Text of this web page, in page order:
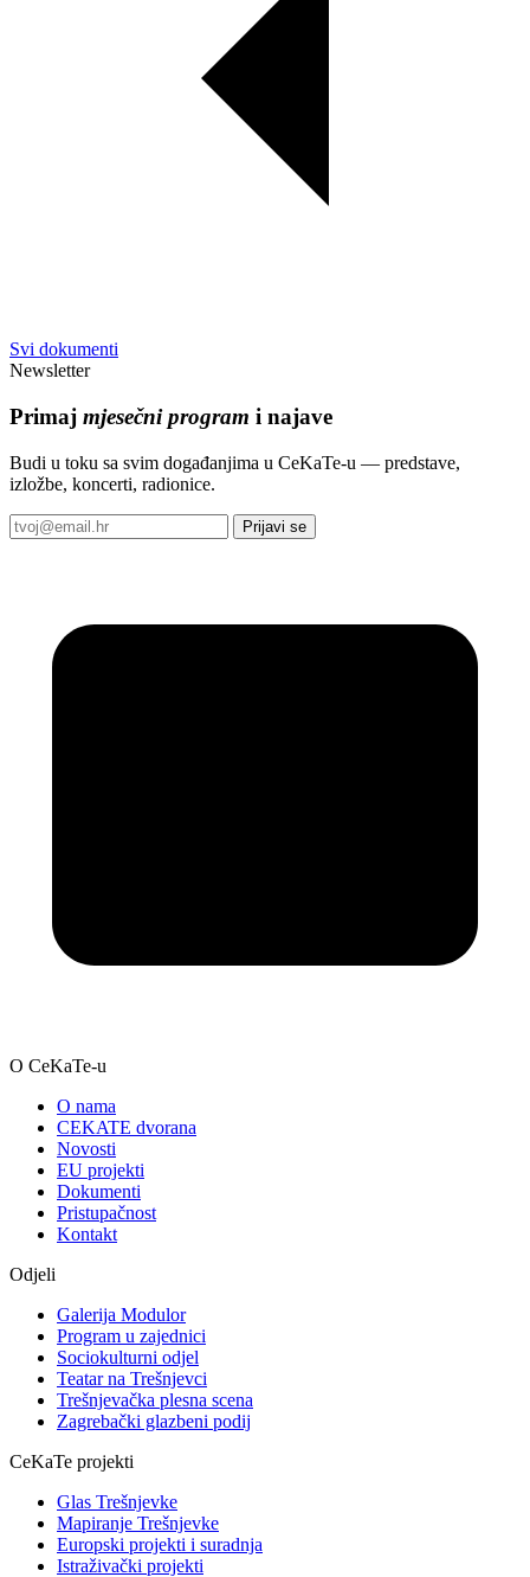
Svi dokumenti
Newsletter
Primaj mjesečni program i najave
Budi u toku sa svim događanjima u CeKaTe-u — predstave,
izložbe, koncerti, radionice.
Prijavi se
O CeKaTe-u
O nama
CEKATE dvorana
Novosti
EU projekti
Dokumenti
Pristupačnost
Kontakt
Odjeli
Galerija Modulor
Program u zajednici
Sociokulturni odjel
Teatar na Trešnjevci
Trešnjevačka plesna scena
Zagrebački glazbeni podij
CeKaTe projekti
Glas Trešnjevke
Mapiranje Trešnjevke
Europski projekti i suradnja
Istraživački projekti